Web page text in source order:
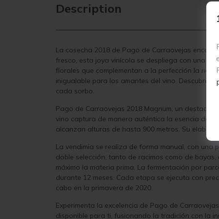
Description
La cosecha 2018 de Pago de Carraovejas
fresco, esta joya vinícola se despliega con una
florales que complementan a la perfección la
inigualable para los amantes del vino. Descubre
cada sorbo.
Pago de Carraovejas 2018 Magnum, un
vino captura de manera auténtica la esencia del
alcanzan alturas de hasta 900 metros. Su
La vendimia se realiza de forma manual, con una
doble selección, tanto de racimos como de
máximo la materia prima. La fermentación por
durante 12 meses. Cada etapa se ejecuta con
cabo en la primavera de 2020.
Experimenta la excelencia de Pago de
disponible para ti, fusionando la tradición con la